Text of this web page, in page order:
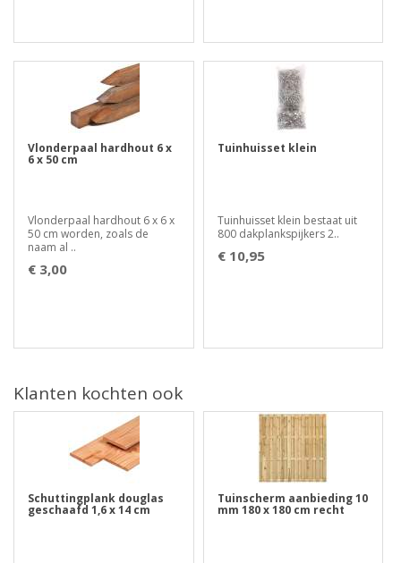
Vlonderpaal hardhout 6 x
6 x 50 cm
Vlonderpaal hardhout 6 x 6 x
50 cm worden, zoals de
naam al ..
€ 3,00
Tuinhuisset klein
Tuinhuisset klein bestaat uit
800 dakplankspijkers 2..
€ 10,95
Klanten kochten ook
Schuttingplank douglas
geschaafd 1,6 x 14 cm
Tuinscherm aanbieding 10
mm 180 x 180 cm recht